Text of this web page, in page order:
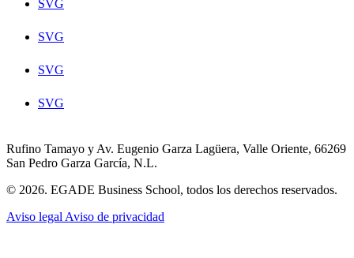
SVG
SVG
SVG
SVG
Rufino Tamayo y Av. Eugenio Garza Lagüera, Valle Oriente, 66269
San Pedro Garza García, N.L.
© 2026. EGADE Business School, todos los derechos reservados.
Aviso legal Aviso de privacidad